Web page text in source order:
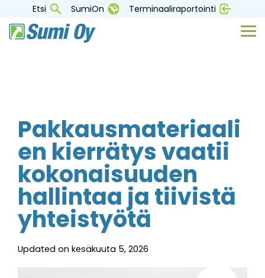
the
main
Etsi SumiOn Terminaaliraportointi
Pakkausmateriaali
en kierrätys vaatii
kokonaisuuden
hallintaa ja tiivistä
yhteistyötä
Updated on kesäkuuta 5, 2026